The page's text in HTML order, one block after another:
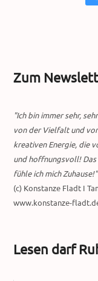
Zum
"Ich bin immer sehr,
von der Vielfalt und
kreativen Energie, die
und hoffnungsvoll!
fühle ich mich Zuhause!"
(c) Konstanze Fladt I
www.konstanze-
Lesen darf